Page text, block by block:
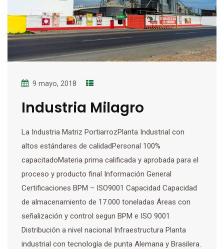
9 mayo, 2018
Industria Milagro
La Industria Matriz PortiarrozPlanta Industrial con
altos estándares de calidadPersonal 100%
capacitadoMateria prima calificada y aprobada para el
proceso y producto final Información General
Certificaciones BPM – ISO9001 Capacidad Capacidad
de almacenamiento de 17.000 toneladas Áreas con
señalización y control segun BPM e ISO 9001
Distribución a nivel nacional Infraestructura Planta
industrial con tecnología de punta Alemana y Brasilera.